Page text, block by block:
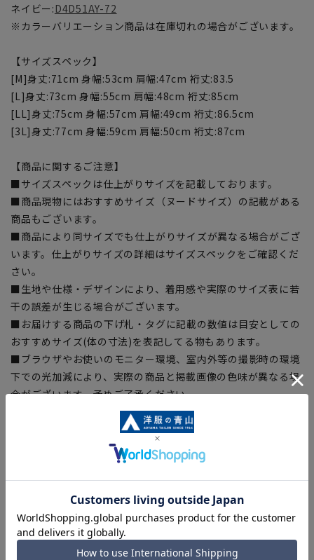
ネイビー: D4D51AY-72
※カラーバリエーション商品は在庫切れの場合がございます。
【サイズスペック】
[M]身丈:71cm 身幅:53cm 肩幅:47cm 裄丈:83.5
[L]身丈:73cm 身幅:55cm 肩幅:48cm 裄丈:85cm
[LL]身丈:75cm 身幅:57cm 肩幅:49cm 裄丈:86.5cm
[3L]身丈:77cm 身幅:59cm 肩幅:50cm 裄丈:87cm
【商品に関するご注意】
■サイズスペックは仕上がりサイズを記載しております。
■商品現物にはおすすめサイズ（ヌードサイズ）の記載がある
商品もございます。
■商品により同サイズでも仕上がりサイズが異なる場合がござ
います。仕上がりサイズの詳細はサイズスペックをご確認くだ
さい。
■生地や仕様・デザインにより、着用感や実際のサイズ表に若
干の誤差が生じる場合がございます。
■お届けする商品の下げ札・タグに記載の数値は目安としての
おすすめサイズ(体の寸法)を表記してる物もあります。
■ブラウザやお使いのモニター環境、室内外等の撮影時の環境
下での光加減により、実際の商品と掲載画像の色味が異なる場
合がございます。予めご了承ください。
■店舗や各モールサイトと商品在庫を共有しております関係
上、ご注文いただいたタイミングにより欠品が発生し、ご注文
を完了できない場合がございます。予めご了承ください。(お
急ぎ発送のご注文につきましても、ご注文のタイミングによっ
てはお急ぎ発送サービスを選択できない場合がございます。